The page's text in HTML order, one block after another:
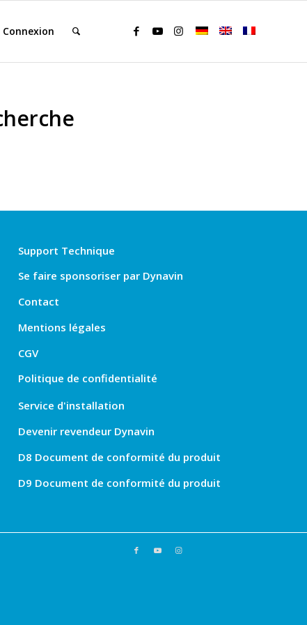
Connexion
Support Technique
Se faire sponsoriser par Dynavin
Contact
Mentions légales
CGV
Politique de confidentialité
Service d'installation
Devenir revendeur Dynavin
D8 Document de conformité du produit
D9 Document de conformité du produit